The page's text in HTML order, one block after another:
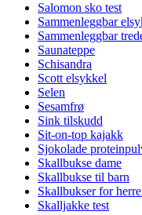
Salomon sko test
Sammenleggbar
Sammenleggbar
Saunateppe
Schisandra
Scott elsykkel
Selen
Sesamfrø
Sink tilskudd
Sit-on-top kajakk
Sjokolade
Skallbukse dame
Skallbukse til barn
Skallbukser for
Skalljakke test